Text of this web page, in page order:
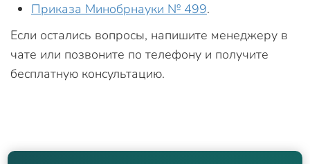
Приказа Минобрнауки № 499.
Если остались вопросы, напишите менеджеру в
чате или позвоните по телефону и получите
бесплатную консультацию.